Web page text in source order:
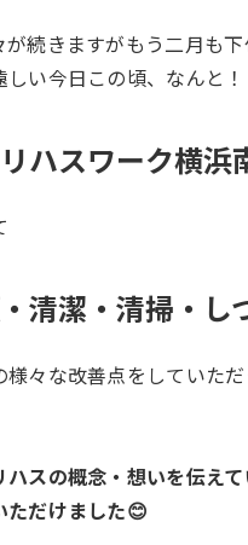
続きますがもう二月も下
い今日この頃、なんと！
ハスワーク横
清潔・清掃・し
々な改善点をしていた
スの概念・想いを伝え
ただけました😊